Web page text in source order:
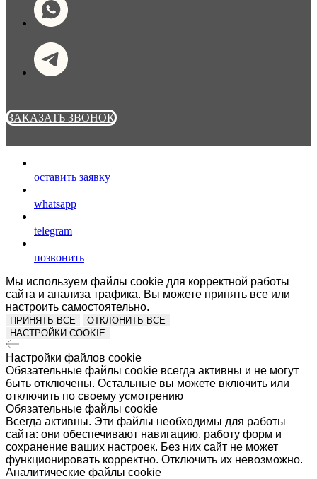
ЗАКАЗАТЬ ЗВОНОК
оставить заявку
whatsapp
telegram
позвонить
Мы используем файлы cookie для корректной работы
сайта и анализа трафика. Вы можете принять все или
настроить самостоятельно.
ПРИНЯТЬ ВСЕ
ОТКЛОНИТЬ ВСЕ
НАСТРОЙКИ COOKIE
Настройки файлов cookie
Обязательные файлы cookie всегда активны и не могут
быть отключены. Остальные вы можете включить или
отключить по своему усмотрению
Обязательные файлы cookie
Всегда активны. Эти файлы необходимы для работы
сайта: они обеспечивают навигацию, работу форм и
сохранение ваших настроек. Без них сайт не может
функционировать корректно. Отключить их невозможно.
Аналитические файлы cookie